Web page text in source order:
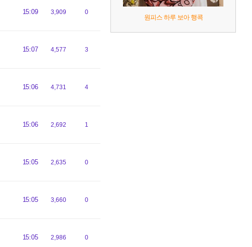
15:09 3,909 0
15:07 4,577 3
15:06 4,731 4
15:06 2,692 1
15:05 2,635 0
15:05 3,660 0
15:05 2,986 0
원피스 하루 보아 행콕